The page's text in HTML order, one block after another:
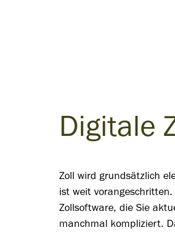
Digitale
Zoll wird grundsätzlich
ist weit
Zollsoftware, die Sie
manchmal kompliziert.